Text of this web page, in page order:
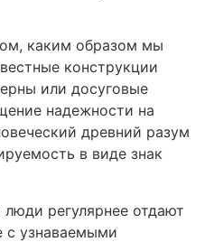
каким образом мы
конструкции
или досуговые
надежности на
древний разум
в виде знак
регулярнее отдают
с узнаваемыми